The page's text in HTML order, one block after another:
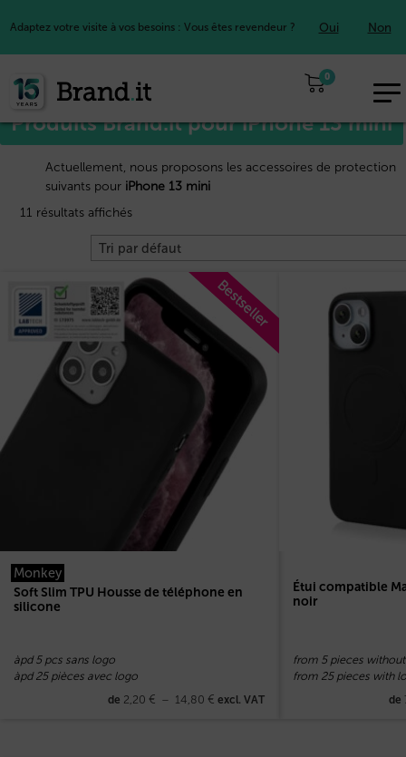
Adaptez votre visite à vos besoins : Vous êtes revendeur ? Oui Non
0
FR
Accueil
Produits Brand.it pour iPhone 13 mini
Actuellement, nous proposons les accessoires de protection
suivants pour iPhone 13 mini
11 résultats affichés
Bestseller
Monkey
Soft Slim TPU Housse de téléphone en
silicone
àpd 5 pcs sans logo
àpd 25 pièces avec logo
de 2,20 € – 14,80 € excl. VAT
Étui compatible
noir
from 5 pieces
from 25 pieces with
de